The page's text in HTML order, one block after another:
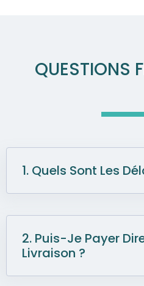
QUESTIONS
1. Quels Sont Les
2. Puis-Je Payer
Livraison ?